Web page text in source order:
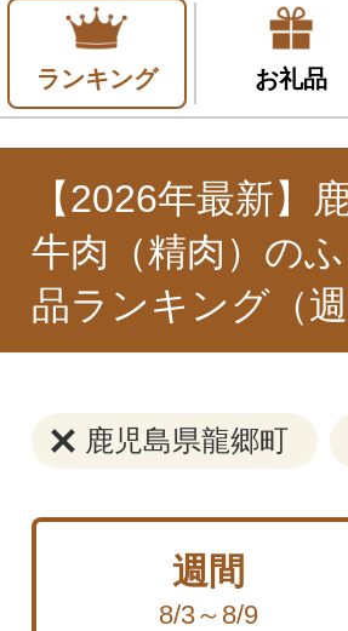
ランキング お礼品
【2026年最新】
牛肉（精肉）の
品ランキング（週
鹿児島県龍郷町
週間
8/3～8/9